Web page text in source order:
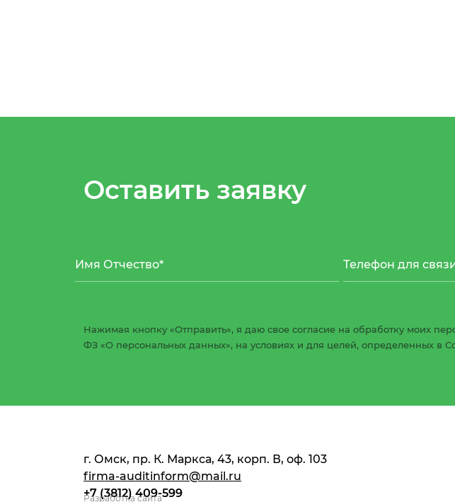
Оставить заявку
Нажимая кнопку «Отправить», я даю свое согласие на обработку моих
ФЗ «О персональных данных», на условиях и для целей, определенных в
г. Омск, пр. К. Маркса, 43, корп. В, оф. 103
firma-auditinform@mail.ru
+7 (3812) 409-599
Разработка сайта